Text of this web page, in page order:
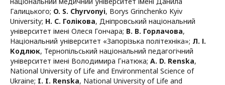
Галицького; O. S. Chyrvonyi, Borys Grinchenko Kyiv
University; Н. С. Голікова, Дніпровський національний
університет імені Олеся Гончара; В. В. Горлачова,
Національний університет «Запорізька політехніка»; Л. І.
Кодлюк, Тернопільський національний педагогічний
університет імені Володимира Гнатюка; A. D. Renska,
National University of Life and Environmental Science of
Ukraine; I. I. Renska, National University of Life and